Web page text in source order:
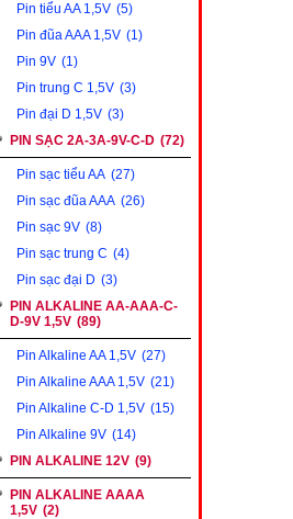
Pin tiểu AA 1,5V (5)
Pin đũa AAA 1,5V (1)
Pin 9V (1)
Pin trung C 1,5V (3)
Pin đại D 1,5V (3)
PIN SẠC 2A-3A-9V-C-D (72)
Pin sạc tiểu AA (27)
Pin sạc đũa AAA (26)
Pin sạc 9V (8)
Pin sạc trung C (4)
Pin sạc đại D (3)
PIN ALKALINE AA-AAA-C-
D-9V 1,5V (89)
Pin Alkaline AA 1,5V (27)
Pin Alkaline AAA 1,5V (21)
Pin Alkaline C-D 1,5V (15)
Pin Alkaline 9V (14)
PIN ALKALINE 12V (9)
PIN ALKALINE AAAA
1,5V (2)